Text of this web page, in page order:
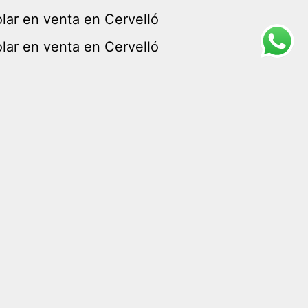
en venta en Cervelló
en venta en Cervelló